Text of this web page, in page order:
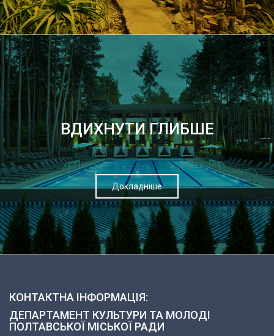
ВДИХНУТИ ГЛИБШЕ
Докладніше
КОНТАКТНА ІНФОРМАЦІЯ:
ДЕПАРТАМЕНТ КУЛЬТУРИ ТА МОЛОДІ
ПОЛТАВСЬКОЇ МІСЬКОЇ РАДИ